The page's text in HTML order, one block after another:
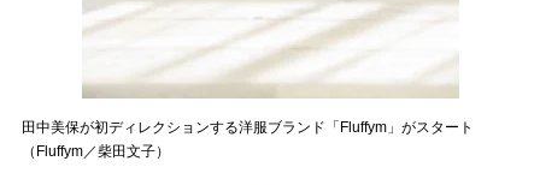
田中美保が初ディレクションする洋服ブランド「Fluffym」がスタート
（Fluffym／柴田文子）